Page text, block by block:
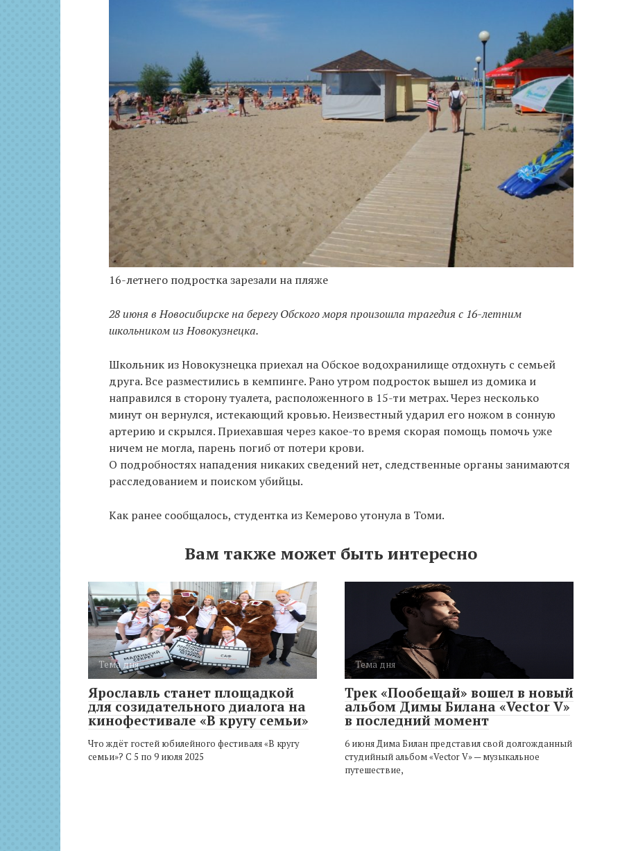
16-летнего подростка зарезали на пляже
28 июня в Новосибирске на берегу Обского моря произошла трагедия с 16-летним
школьником из Новокузнецка.
Школьник из Новокузнецка приехал на Обское водохранилище отдохнуть с семьей
друга. Все разместились в кемпинге. Рано утром подросток вышел из домика и
направился в сторону туалета, расположенного в 15-ти метрах. Через несколько
минут он вернулся, истекающий кровью. Неизвестный ударил его ножом в сонную
артерию и скрылся. Приехавшая через какое-то время скорая помощь помочь уже
ничем не могла, парень погиб от потери крови.
О подробностях нападения никаких сведений нет, следственные органы занимаются
расследованием и поиском убийцы.
Как ранее сообщалось, студентка из Кемерово утонула в Томи.
Вам также может быть интересно
Тема дня
Ярославль станет площадкой
для созидательного диалога на
кинофестивале «В кругу семьи»
Что ждёт гостей юбилейного фестиваля «В кругу
семьи»? С 5 по 9 июля 2025
Тема дня
Трек «Пообещай» вошел в новый
альбом Димы Билана «Vector V»
в последний момент
6 июня Дима Билан представил свой долгожданный
студийный альбом «Vector V» — музыкальное
путешествие,